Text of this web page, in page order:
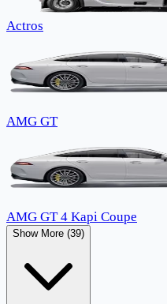
Actros
AMG GT
AMG GT 4 Kapi Coupe
Show More (39)